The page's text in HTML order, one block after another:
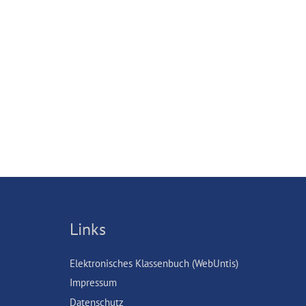
Links
Elektronisches Klassenbuch (WebUntis)
Impressum
Datenschutz